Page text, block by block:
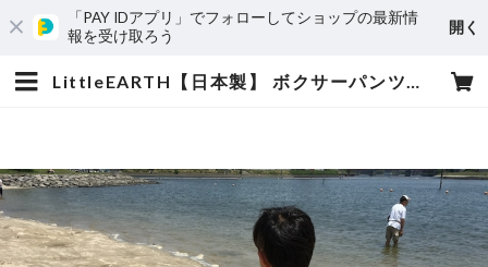
「PAY IDアプリ」でフォローしてショップの最新情
報を受け取ろう
開く
LittleEARTH【日本製】 ボクサーパンツ＆ランニング肌着 上下セット グレー | LittleEARTH